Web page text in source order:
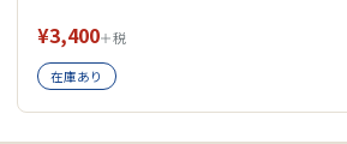
¥3,400＋税
在庫あり